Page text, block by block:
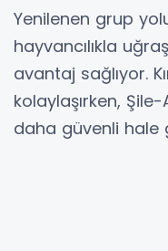
Yenilenen grup
hayvancılıkla
avantaj sağlıyor.
kolaylaşırken,
daha güvenli hale